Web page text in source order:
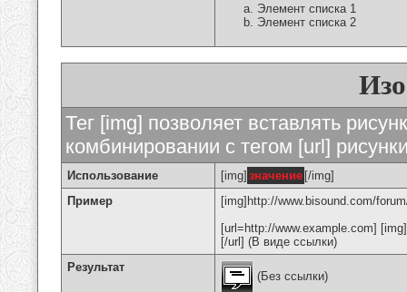
Элемент списка 1
Элемент списка 2
Тег [img] позволяет вставлять
комбинировании с тегом [url]
Использование [img] значение [/img]
Пример
[img]http://www.bisound.com/
[url=http://www.example.com]
[/url] (В виде ссылки)
Результат
(Без ссылки)